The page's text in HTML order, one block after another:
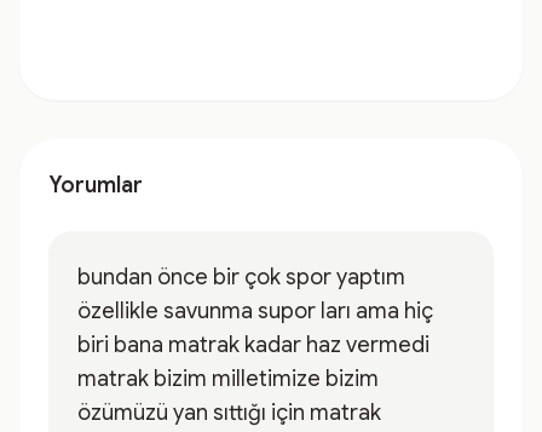
Yorumlar
bundan önce bir çok spor yaptım
özellikle savunma supor ları ama hiç
biri bana matrak kadar haz vermedi
matrak bizim milletimize bizim
özümüzü yan sıttığı için matrak